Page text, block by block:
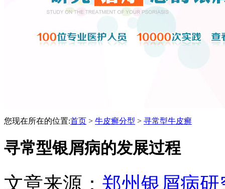
您现在所在的位置:首页 > 牛皮癣分型 > 寻常型牛皮癣
寻常型银屑病的发展过程
文章来源： 郑州银屑病研